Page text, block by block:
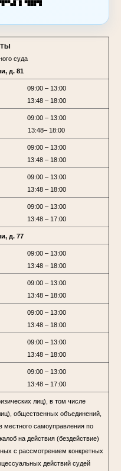
суда
д. 81
09:00 – 13:00
13:48 – 18:00
09:00 – 13:00
13:48– 18:00
09:00 – 13:00
13:48 – 18:00
09:00 – 13:00
13:48 – 18:00
09:00 – 13:00
13:48 – 17:00
д. 77
09:00 – 13:00
13:48 – 18:00
09:00 – 13:00
13:48 – 18:00
09:00 – 13:00
13:48 – 18:00
09:00 – 13:00
13:48 – 18:00
09:00 – 13:00
13:48 – 17:00
лиц), в том числе
общественных объединений,
местного самоуправления по
на действия (бездействие)
с рассмотрением конкретных
действий судей